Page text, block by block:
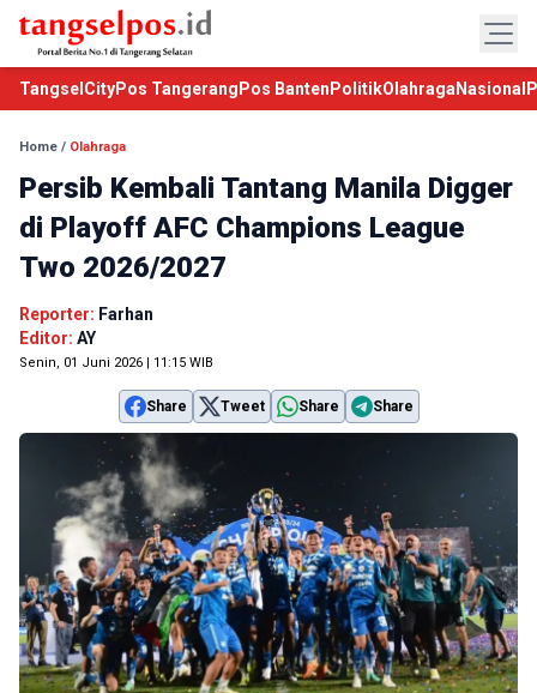
TangselCityPos Tangerang Pos Banten PolitikOlahraga Nasional
Home / Olahraga
Persib Kembali Tantang Manila Digger
di Playoff AFC Champions League
Two 2026/2027
Reporter: Farhan
Editor: AY
Senin, 01 Juni 2026 | 11:15 WIB
Share Tweet Share Share